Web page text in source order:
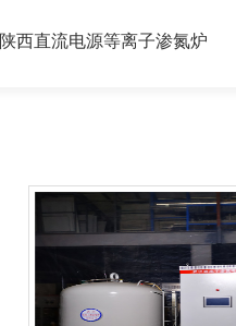
陕西直流电源等离子渗氮炉